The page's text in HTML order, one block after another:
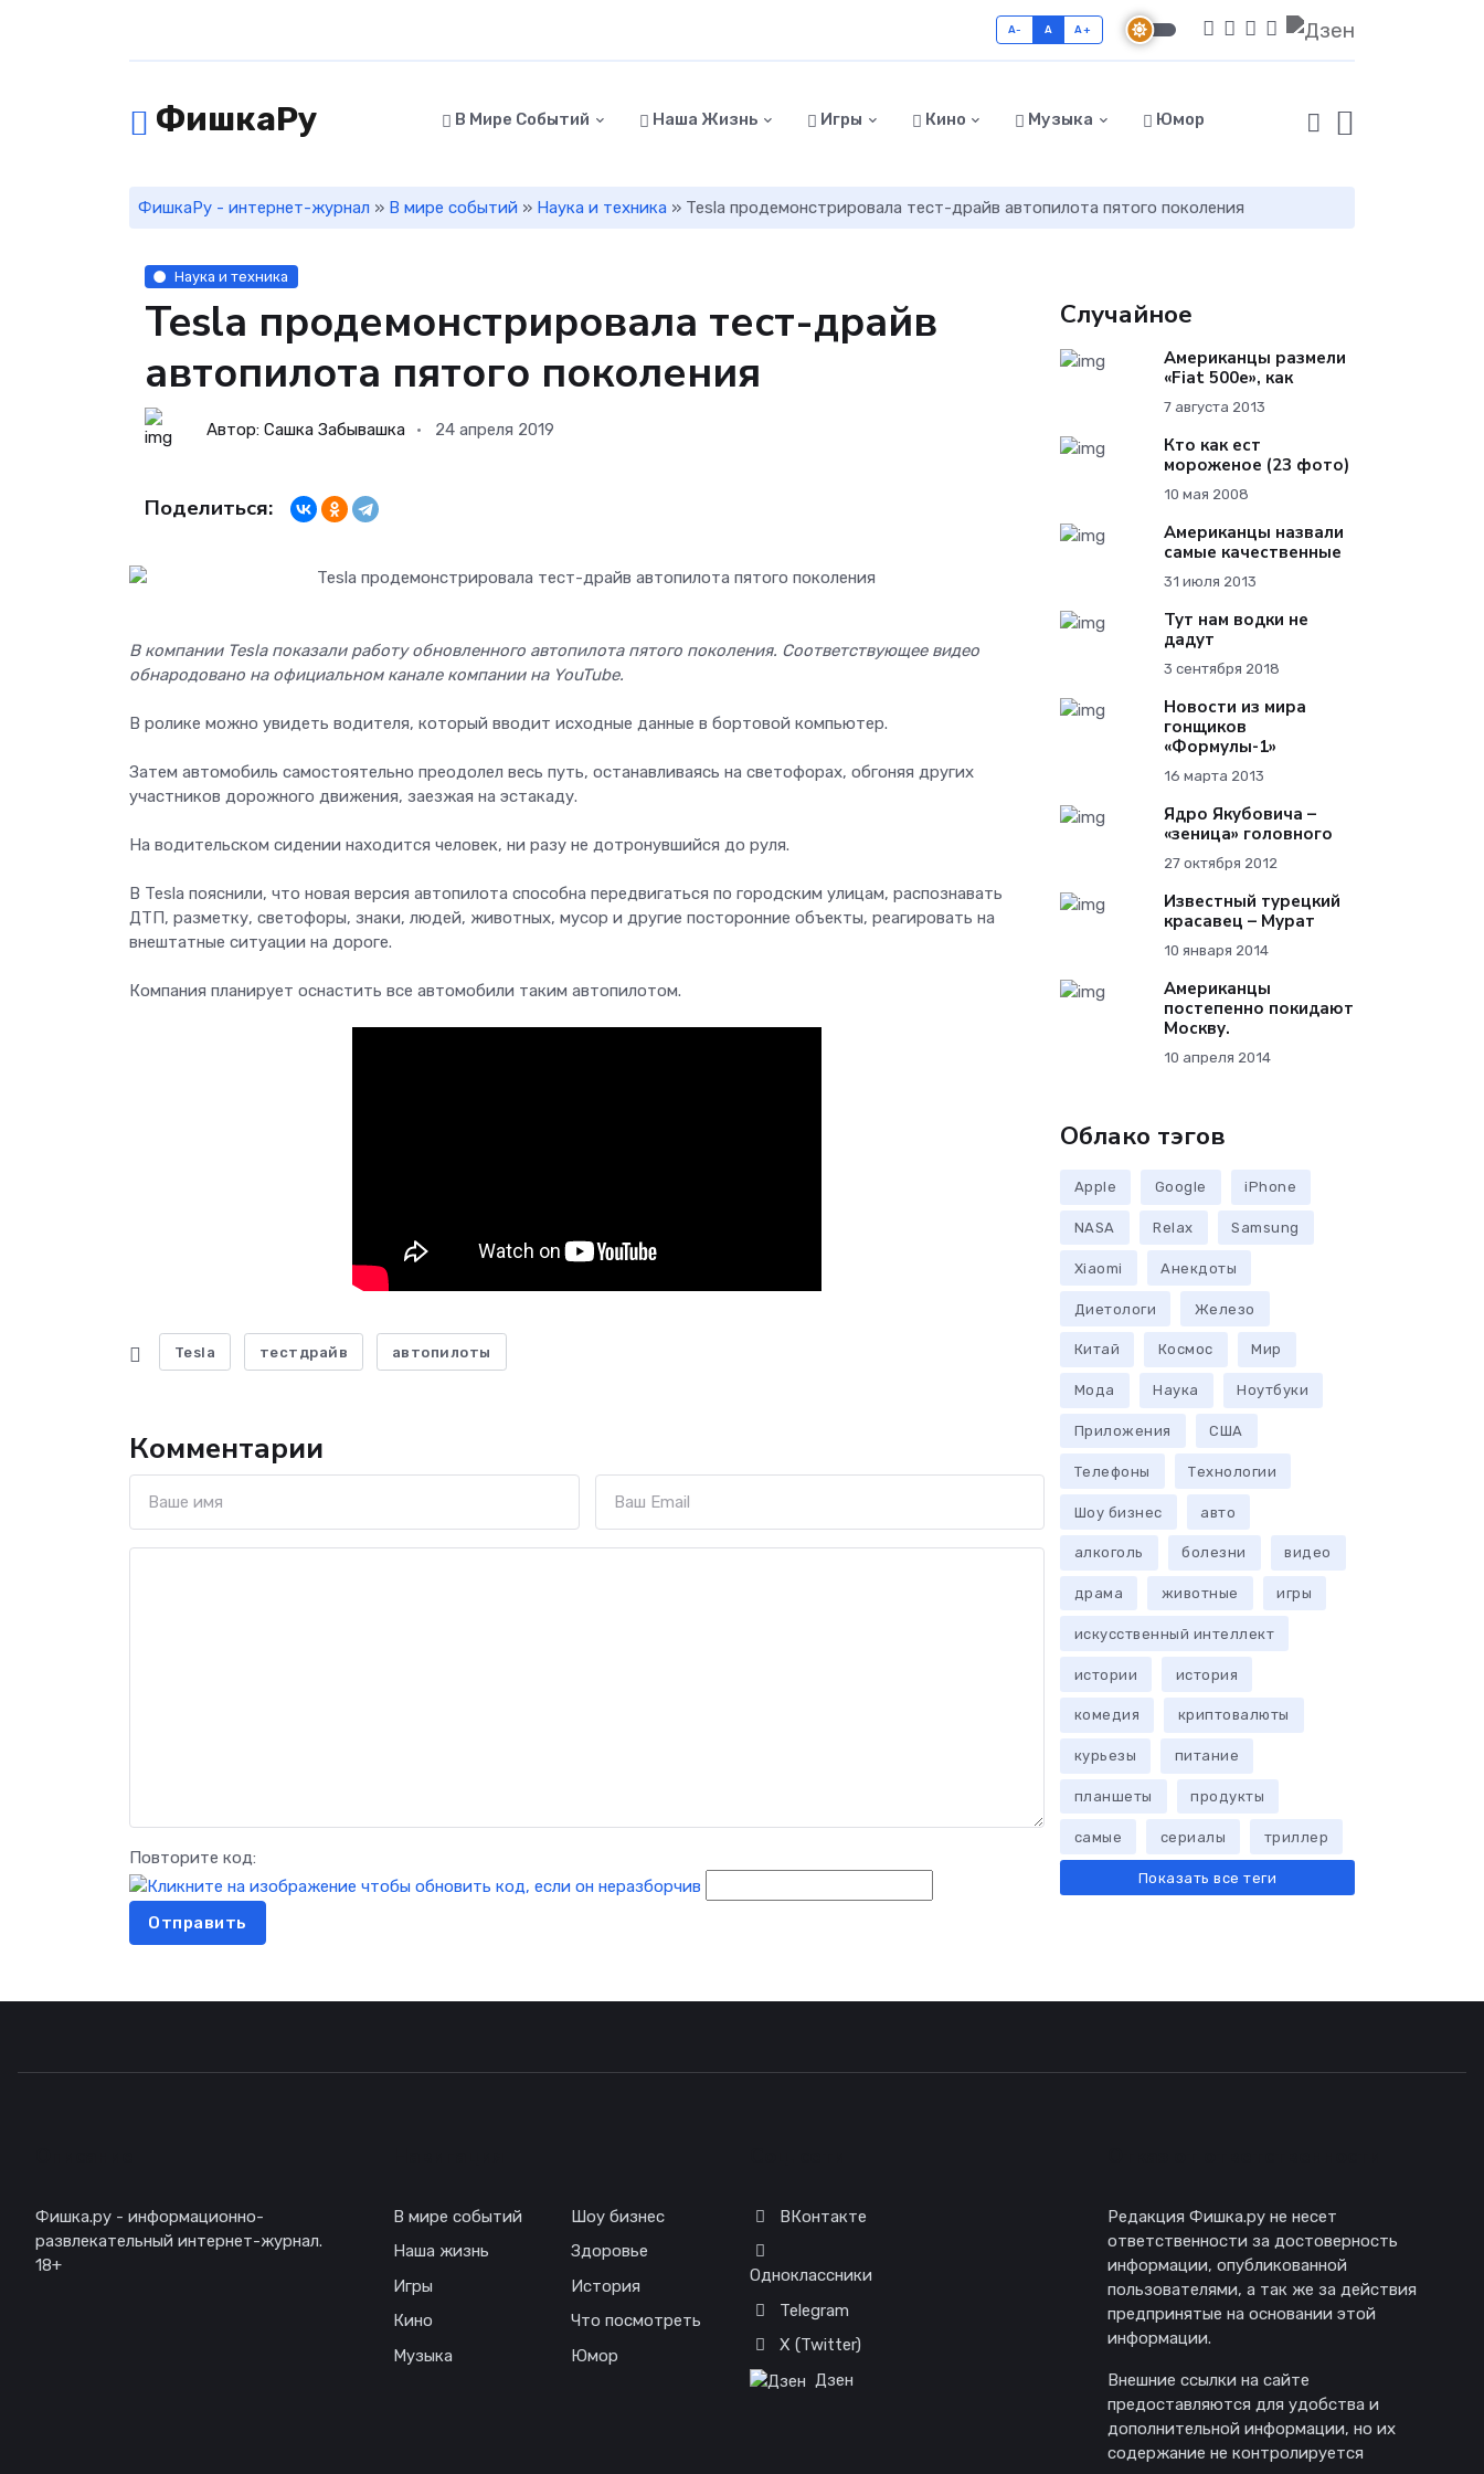
A- A A+
ФишкаРу В Мире Событий Наша Жизнь Игры Кино Музыка Юмор
ФишкаРу - интернет-журнал » В мире событий » Наука и техника » Tesla продемонстрировала тест-драйв автопилота пятого поколения
Наука и техника
Tesla продемонстрировала тест-драйв
автопилота пятого поколения
Автор: Сашка Забывашка 24 апреля 2019
Поделиться:
В компании Tesla показали работу обновленного автопилота пятого поколения. Соответствующее видео
обнародовано на официальном канале компании на YouTube.
В ролике можно увидеть водителя, который вводит исходные данные в бортовой компьютер.
Затем автомобиль самостоятельно преодолел весь путь, останавливаясь на светофорах, обгоняя других
участников дорожного движения, заезжая на эстакаду.
На водительском сидении находится человек, ни разу не дотронувшийся до руля.
В Tesla пояснили, что новая версия автопилота способна передвигаться по городским улицам, распознавать
ДТП, разметку, светофоры, знаки, людей, животных, мусор и другие посторонние объекты, реагировать на
внештатные ситуации на дороге.
Компания планирует оснастить все автомобили таким автопилотом.
Tesla тестдрайв автопилоты
Комментарии
Повторите код:
Отправить
Случайное
Американцы размели
«Fiat 500e», как
7 августа 2013
Кто как ест
мороженое (23 фото)
10 мая 2008
Американцы назвали
самые качественные
31 июля 2013
Тут нам водки не
дадут
3 сентября 2018
Новости из мира
гонщиков
«Формулы-1»
16 марта 2013
Ядро Якубовича –
«зеница» головного
27 октября 2012
Известный турецкий
красавец – Мурат
10 января 2014
Американцы
постепенно покидают
Москву.
10 апреля 2014
Облако тэгов
Apple Google iPhone
NASA Relax Samsung
Xiaomi Анекдоты
Диетологи Железо
Китай Космос Мир
Мода Наука Ноутбуки
Приложения США
Телефоны Технологии
Шоу бизнес авто
алкоголь болезни видео
драма животные игры
искусственный интеллект
истории история
комедия криптовалюты
курьезы питание
планшеты продукты
самые сериалы триллер
Показать все теги
Фишка.ру - информационно-
развлекательный интернет-журнал.
18+
В мире событий
Наша жизнь
Игры
Кино
Музыка
Шоу бизнес
Здоровье
История
Что посмотреть
Юмор
ВКонтакте
Одноклассники
Telegram
X (Twitter)
Дзен
Редакция Фишка.ру не несет
ответственности за достоверность
информации, опубликованной
пользователями, а так же за действия
предпринятые на основании этой
информации.
Внешние ссылки на сайте
предоставляются для удобства и
дополнительной информации, но их
содержание не контролируется